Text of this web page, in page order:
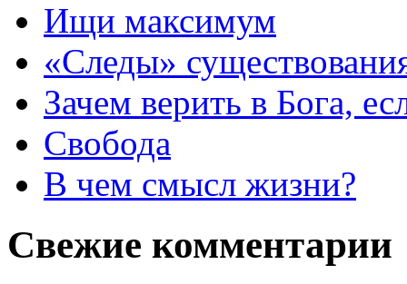
Ищи максимум
«Следы»
Зачем верить в Бога,
Свобода
В чем смысл жизни?
Свежие комментарии